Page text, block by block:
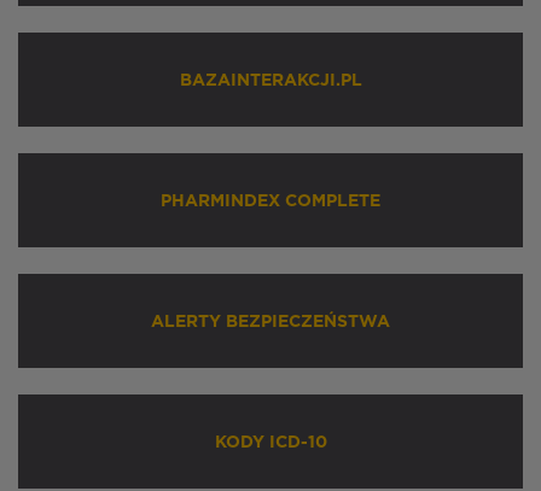
BAZAINTERAKCJI.PL
PHARMINDEX COMPLETE
ALERTY BEZPIECZEŃSTWA
KODY ICD-10